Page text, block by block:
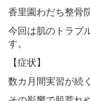
香里園わだち整骨
今回は肌のトラブ
す。
【症状】
数カ月間実習が続